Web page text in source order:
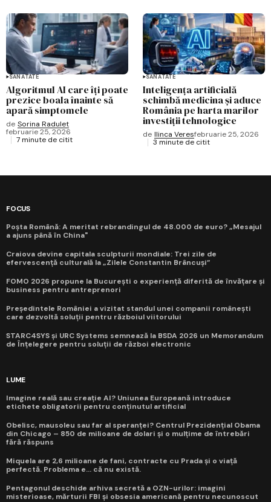
SĂNĂTATE
Algoritmul AI care îți poate
prezice boala înainte să
apară simptomele
de Sorina Radulet
februarie 25, 2026
7 minute de citit
SĂNĂTATE
Inteligența artificială
schimbă medicina și aduce
România pe harta marilor
investiții tehnologice
de Ilinca Veresfebruarie 25, 2026
3 minute de citit
FOCUS
Poșta Română: A meritat rebrandingul de 48.000 de euro? „Mesajul
a ajuns până în China"
Craiova devine capitala sculpturii mondiale: Trei zile de
efervescență culturală la „Zilele Constantin Brâncuși”
FOMO 2026 propune la București o experiență diferită de învățare și
business pentru antreprenori
Președintele României a vizitat standul unei companii românești
care dezvoltă soluții pentru războiul viitorului
STARC4SYS și URC Systems semnează la BSDA 2026 un Memorandum
de Înțelegere pentru soluții de război electronic
LUME
Imagine reală sau creație AI? Uniunea Europeană introduce
etichete obligatorii pentru conținutul artificial
Obelisc, mausoleu sau far al speranței? Centrul Prezidențial Obama
din Chicago – 850 de milioane de dolari și o mulțime de întrebări
fără răspuns
Miquela are 2,6 milioane de fani, contracte cu Prada și o viață
perfectă. Problema e... că nu există.
Pentagonul deschide arhiva secretă a OZN-urilor: imagini
misterioase, mărturii FBI și obsesia americană pentru necunoscut